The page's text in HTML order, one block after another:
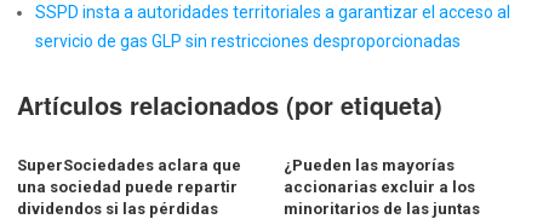
SSPD insta a autoridades territoriales a garantizar el acceso al
servicio de gas GLP sin restricciones desproporcionadas
Artículos relacionados (por etiqueta)
SuperSociedades aclara que
una sociedad puede repartir
dividendos si las pérdidas
¿Pueden las mayorías
accionarias excluir a los
minoritarios de las juntas